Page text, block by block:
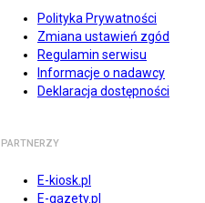
Polityka Prywatności
Zmiana ustawień zgód
Regulamin serwisu
Informacje o nadawcy
Deklaracja dostępności
PARTNERZY
E-kiosk.pl
E-gazety.pl